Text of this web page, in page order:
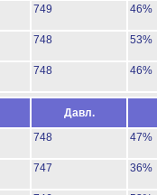
749 46%
748 53%
748 46%
Давл.
748 47%
747 36%